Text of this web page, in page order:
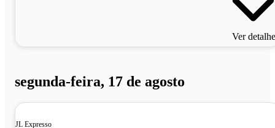
Ver
segunda-feira, 17 de agosto
JL Expresso